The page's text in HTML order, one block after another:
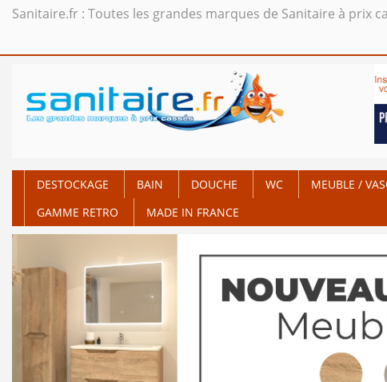
Sanitaire.fr : Toutes les grandes marques de Sanitaire à prix
DESTOCKAGE BAIN DOUCHE WC MEUBLE /
GAMME RETRO
MADE IN FRANCE